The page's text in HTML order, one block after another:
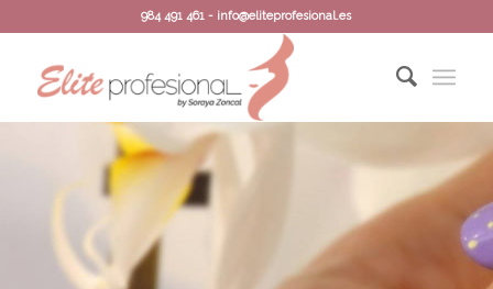
984 491 461 - info@eliteprofesional.es